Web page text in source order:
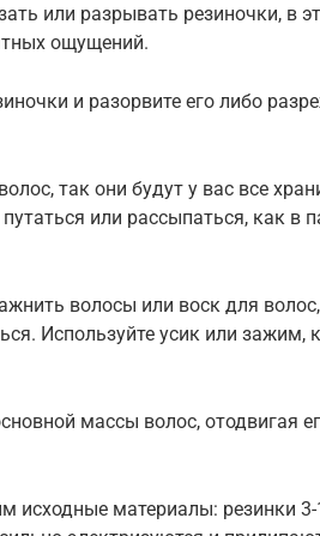
или разрывать резиночки, в
ощущений.
и разорвите его либо
так они будут у вас все
или рассыпаться, как в
волосы или воск для
Используйте усик или зажим,
массы волос, отодвигая
исходные материалы: резинки 3-